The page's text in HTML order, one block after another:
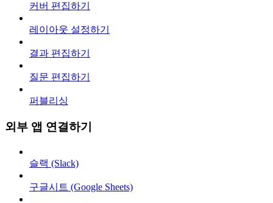
커버 편집하기
레이아웃 설정하기
결과 편집하기
질문 편집하기
퍼블리싱
외부 앱 연결하기
슬랙 (Slack)
구글시트 (Google Sheets)